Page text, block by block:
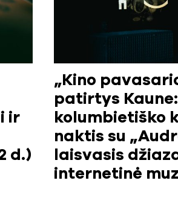
ir
d.)
„Kino
patirtys Kaune:
kolumbietiško
naktis su
laisvasis
internetinė